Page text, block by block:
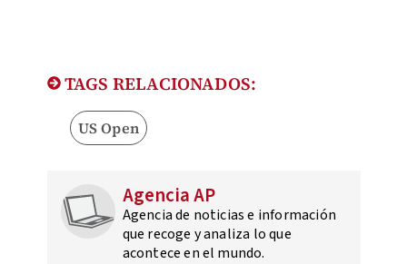
TAGS RELACIONADOS:
US Open
Agencia AP
Agencia de noticias e información
que recoge y analiza lo que
acontece en el mundo.